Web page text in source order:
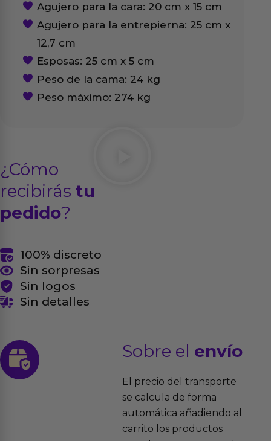
Agujero para la cara: 20 cm x 15 cm
Agujero para la entrepierna: 25 cm x
12,7 cm
Esposas: 25 cm x 5 cm
Peso de la cama: 24 kg
Peso máximo: 274 kg
¿Cómo
recibirás tu
pedido?
100% discreto
Sin sorpresas
Sin logos
Sin detalles
Sobre el envío
El precio del transporte
se calcula de forma
automática añadiendo al
carrito los productos